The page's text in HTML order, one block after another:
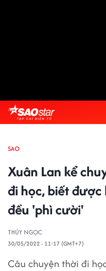
SAO
Xuân Lan kể
đi học, biết
đều 'phì cười'
THÚY NGỌC
30/05/2022 - 11:17 (GMT+7)
Câu chuyện thời đi